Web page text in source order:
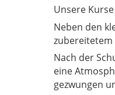
Unsere
Neben den
zubereitetem
Nach der
eine Atmosphäre, in der Fachleute
gezwungen